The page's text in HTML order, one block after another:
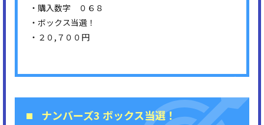
・購入数字 ０６８
・ボックス当選！
・２０,７００円
ナンバーズ3 ボックス当選！